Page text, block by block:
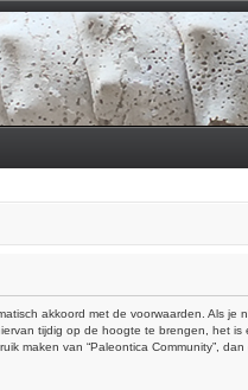
akkoord met de voorwaarden. Als
tijdig op de hoogte te brengen, het
maken van “Paleontica Community”,